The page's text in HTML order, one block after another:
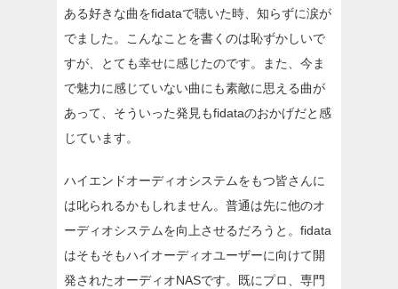
ある好きな曲をfidataで聴いた時、知らずに涙が
でました。こんなことを書くのは恥ずかしいで
すが、とても幸せに感じたのです。また、今ま
で魅力に感じていない曲にも素敵に思える曲が
あって、そういった発見もfidataのおかげだと感
じています。
ハイエンドオーディオシステムをもつ皆さんに
は叱られるかもしれません。普通は先に他のオ
ーディオシステムを向上させるだろうと。fidata
はそもそもハイオーディオユーザーに向けて開
発されたオーディオNASです。既にプロ、専門